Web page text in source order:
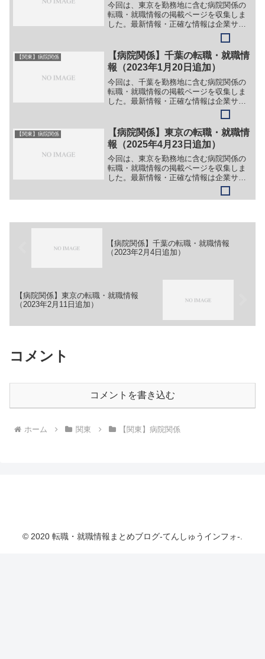
今回は、東京を勤務地に含む病院関係の
転職・就職情報の掲載ページを収集しま
した。最新情報・正確な情報は企業サイ
トでご確認ください。①【会社名】社会
福祉法人 合掌苑【職務】［新卒・キャ
リア・中途］＞＞別企業のサイトに情報
が掲載されているため（リ...
【関東】病院関係
【病院関係】千葉の転職・就職情
報（2023年1月20日追加）
今回は、千葉を勤務地に含む病院関係の
転職・就職情報の掲載ページを収集しま
した。最新情報・正確な情報は企業サイ
トでご確認ください。①【会社名】千葉
市立青葉病院【職務】［常勤］＞＞
（１）看護師＞＞（２）助産師［会計年
度任用職員］＞＞（１）薬剤師...
【関東】病院関係
【病院関係】東京の転職・就職情
報（2025年4月23日追加）
今回は、東京を勤務地に含む病院関係の
転職・就職情報の掲載ページを収集しま
した。最新情報・正確な情報は企業サイ
トでご確認ください。①【会社名】地方
独立行政法人 東京都立病院機構 東京
【病院関係】千葉の転職・就職情報
（2023年2月4日追加）
【病院関係】東京の転職・就職情報
（2023年2月11日追加）
コメント
コメントを書き込む
ホーム 関東 【関東】病院関係
© 2020 転職・就職情報まとめブログ-てんしゅうインフォ-.